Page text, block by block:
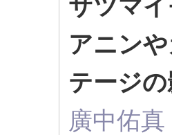
サツマ
アニン
テージ
廣中佑